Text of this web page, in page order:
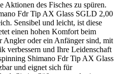
Aktionen des Fisches zu spüren.
Fdr Tip AX Glass SGLD 2,00
Sensibel und leicht, ist diese
einen hohen Komfort beim
Angler oder ein Anfänger sind, mit
verbessern und Ihre Leidenschaft
Shimano Fdr Tip AX Glass
und eignet sich für